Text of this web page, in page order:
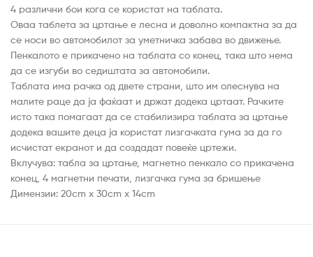
4 различни бои кога се користат на таблата.
Оваа таблета за цртање е лесна и доволно компактна за да
се носи во автомобилот за уметничка забава во движење.
Пенкалото е прикачено на таблата со конец, така што нема
да се изгуби во седиштата за автомобили.
Таблата има рачка од двете страни, што им олеснува на
малите раце да ја фаќаат и држат додека цртаат. Рачките
исто така помагаат да се стабилизира таблата за цртање
додека вашите деца ја користат лизгачката гума за да го
исчистат екранот и да создадат повеќе цртежи.
Вклучува: табла за цртање, магнетно пенкало со прикачена
конец, 4 магнетни печати, лизгачка гума за бришење
Димензии: 20cm x 30cm x 14cm